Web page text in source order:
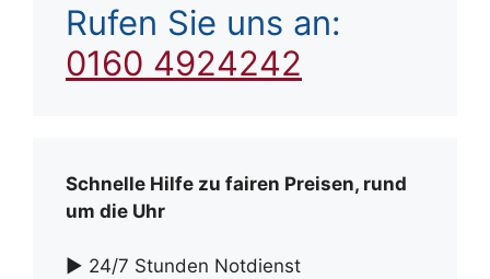
Rufen Sie uns an:
0160 4924242
Schnelle Hilfe zu fairen Preisen, rund
um die Uhr
► 24/7 Stunden Notdienst